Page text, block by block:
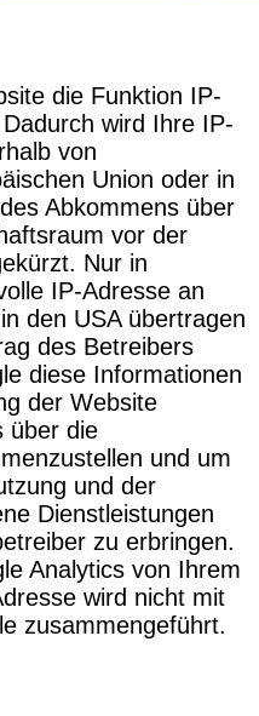
die Funktion IP-
wird Ihre IP-
von
Union oder in
Abkommens über
vor der
Nur in
IP-Adresse an
den USA übertragen
des Betreibers
diese Informationen
der Website
über die
und um
und der
Dienstleistungen
zu erbringen.
Analytics von Ihrem
wird nicht mit
zusammengeführt.